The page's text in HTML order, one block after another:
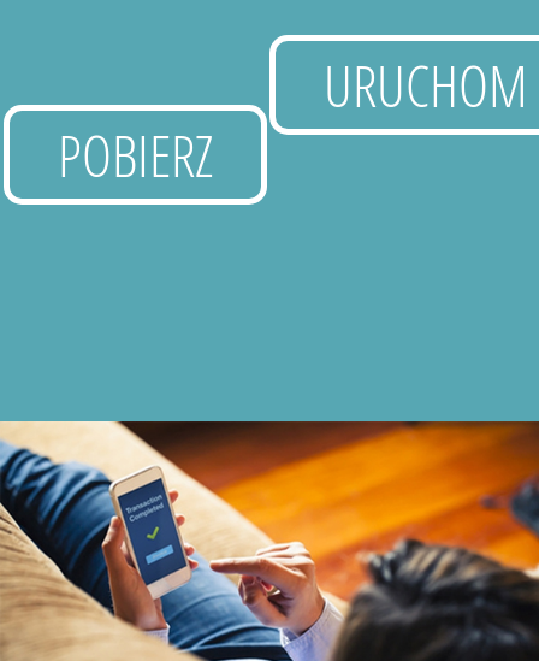
POBIERZ
URUCHOM